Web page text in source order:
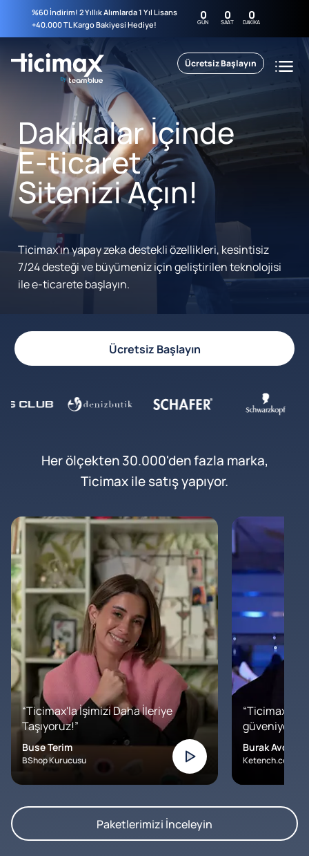
%60 İndirim! 2 Yıllık Alımlarda 1 Yıl Lisans
+40.000 TL Kargo Bakiyesi Hediye!
0
GÜN 0
SAAT 0
DAKIKA
Ücretsiz Başlayın
Dakikalar İçinde
E-ticaret
Sitenizi Açın!
Ticimax'ın yapay zeka destekli özellikleri, kesintisiz
7/24 desteği ve büyümeniz için geliştirilen teknolojisi
ile e-ticarete başlayın.
Ücretsiz Başlayın
Her ölçekten 30.000'den fazla marka,
Ticimax ile satış yapıyor.
“Ticimax'la İşimizi Daha İleriye
Taşıyoruz!”
Buse Terim
BShop Kurucusu
“Ticimax'a
Burak Avcılar
Ketench.com –
Paketlerimizi İnceleyin